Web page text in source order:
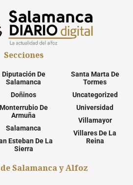
Secciones
Diputación De
Salamanca
Doñinos
Monterrubio De
Armuña
Salamanca
Esteban De La
Sierra
Santa Marta De
Tormes
Uncategorized
Universidad
Villamayor
Villares De La
Reina
Salamanca y Alfoz